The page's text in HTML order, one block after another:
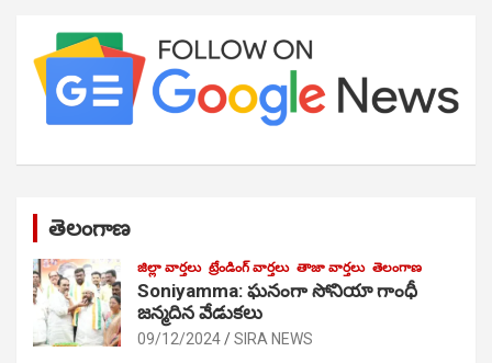
తెలంగాణ
జిల్లా వార్తలు ట్రేండింగ్ వార్తలు తాజా వార్తలు తెలంగాణ
Soniyamma: ఘ‌నంగా సోనియా గాంధీ
జ‌న్మ‌దిన వేడుక‌లు
09/12/2024 SIRA NEWS